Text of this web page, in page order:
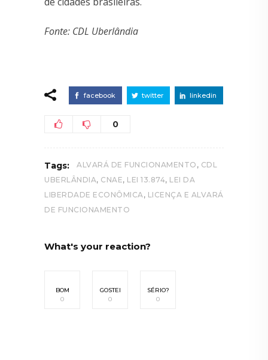
Fonte: CDL Uberlândia
facebook twitter linkedin
0
Tags: ALVARÁ DE FUNCIONAMENTO , CDL
UBERLÂNDIA, CNAE, LEI 13.874, LEI DA
LIBERDADE ECONÔMICA, LICENÇA E ALVARÁ
DE FUNCIONAMENTO
What's your reaction?
BOM
0
GOSTEI
0
SÉRIO?
0